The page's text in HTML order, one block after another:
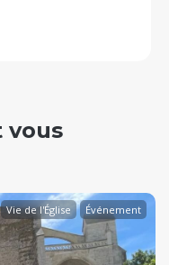
vous
Vie de l'Église Événement